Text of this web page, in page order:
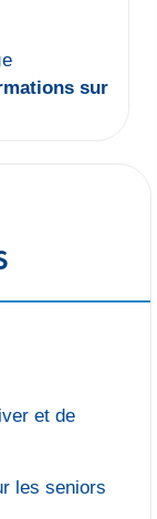
sur
et de
les seniors